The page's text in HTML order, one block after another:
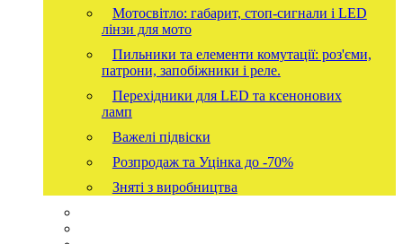
Мотосвітло: габарит, стоп-сигнали і LED
лінзи для мото
Пильники та елементи комутації: роз'єми,
патрони, запобіжники і реле.
Перехідники для LED та ксенонових
ламп
Важелі підвіски
Розпродаж та Уцінка до -70%
Зняті з виробництва